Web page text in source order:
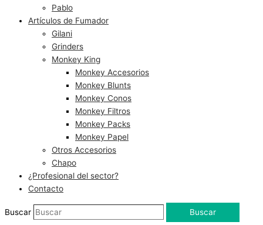
Pablo
Artículos de Fumador
Gilani
Grinders
Monkey King
Monkey Accesorios
Monkey Blunts
Monkey Conos
Monkey Filtros
Monkey Packs
Monkey Papel
Otros Accesorios
Chapo
¿Profesional del sector?
Contacto
Buscar Buscar